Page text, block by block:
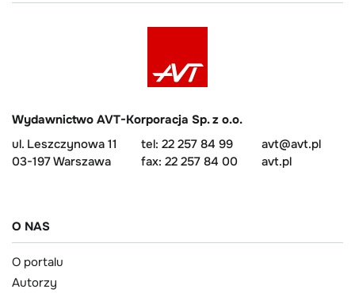
Wydawnictwo AVT-Korporacja Sp. z o.o.
ul. Leszczynowa 11
03-197 Warszawa
tel: 22 257 84 99
fax: 22 257 84 00
avt@avt.pl
avt.pl
O NAS
O portalu
Autorzy